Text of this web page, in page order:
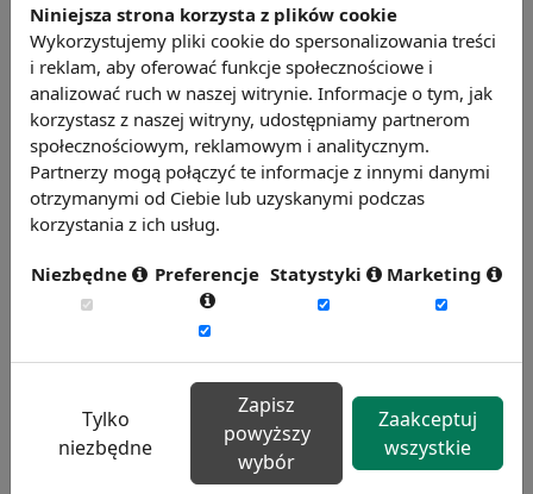
przywiązania.
Dynamiczny wzrost tego segmentu wydaje się
jednak pokazywać, że zalety przeważają nad
wadami. 79% gigersów jest bardziej
zadowolona ze swojej pracy i jakości życia niż
tradycyjni pracownicy pełnoetatowi.
przejściowa moda ale stały trend, rozwijający
się wraz z wchodzeniem na rynek młodszych
Potwierdza to badanie EY 2021 Work
Reimagined, w którym czytamy, że 9 na 10
osób chce elastyczności miejsca i czasu
Niniejsza strona korzysta z plików cookie
Wykorzystujemy pliki cookie do spersonalizowania treści
i reklam, aby oferować funkcje społecznościowe i
analizować ruch w naszej witrynie. Informacje o tym, jak
korzystasz z naszej witryny, udostępniamy partnerom
społecznościowym, reklamowym i analitycznym.
Partnerzy mogą połączyć te informacje z innymi danymi
otrzymanymi od Ciebie lub uzyskanymi podczas
korzystania z ich usług.
Niezbędne Preferencje Statystyki Marketing
Tylko
niezbędne
Zapisz
powyższy
wybór
Zaakceptuj
wszystkie